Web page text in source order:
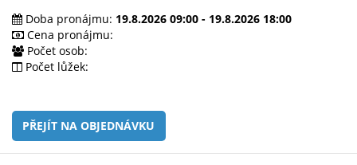
Doba pronájmu: 19.8.2026 09:00 - 19.8.2026 18:00
Cena pronájmu:
Počet osob:
Počet lůžek:
PŘEJÍT NA OBJEDNÁVKU